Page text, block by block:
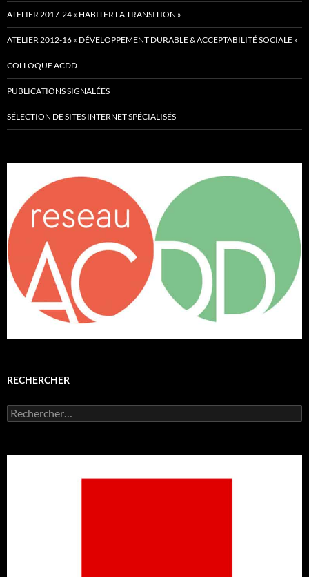
ATELIER 2017-24 « HABITER LA TRANSITION »
ATELIER 2012-16 « DÉVELOPPEMENT DURABLE & ACCEPTABILITÉ SOCIALE »
COLLOQUE ACDD
PUBLICATIONS SIGNALÉES
SÉLECTION DE SITES INTERNET SPÉCIALISÉS
RECHERCHER
Rechercher :